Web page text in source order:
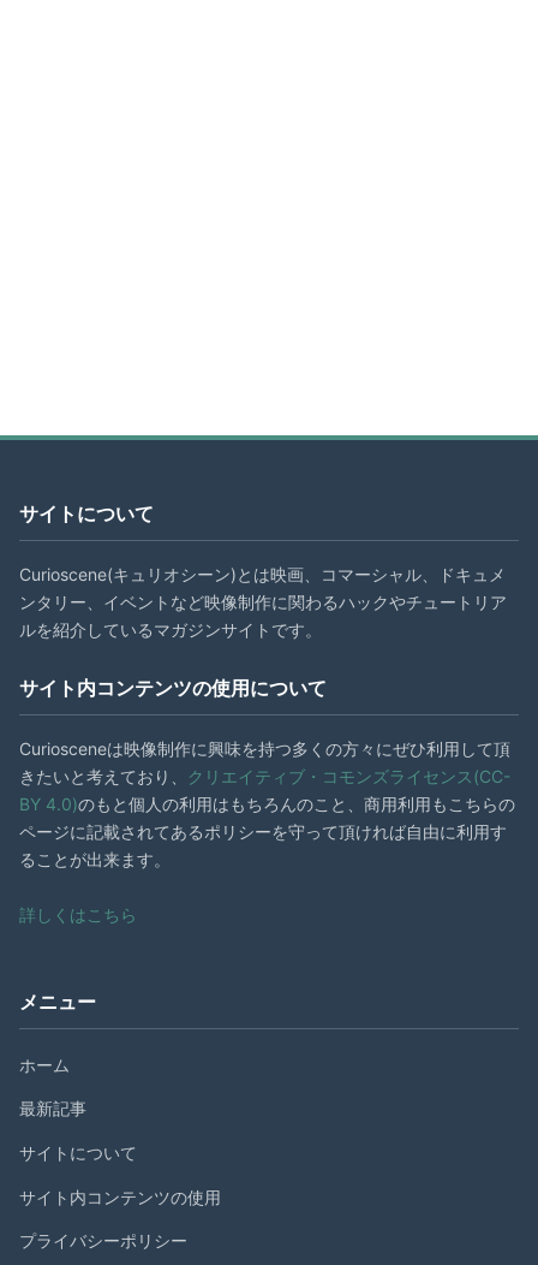
サイトについて
Curioscene(キュリオシーン)とは映画、コマーシャル、ドキュメ
ンタリー、イベントなど映像制作に関わるハックやチュートリア
ルを紹介しているマガジンサイトです。
サイト内コンテンツの使用について
Curiosceneは映像制作に興味を持つ多くの方々にぜひ利用して頂
きたいと考えており、
クリエイティブ・コモンズライセンス(CC-
BY 4.0)のもと個人の利用はもちろんのこと、商用利用もこちらの
ページに記載されてあるポリシーを守って頂ければ自由に利用す
ることが出来ます。
詳しくはこちら
メニュー
ホーム
最新記事
サイトについて
サイト内コンテンツの使用
プライバシーポリシー